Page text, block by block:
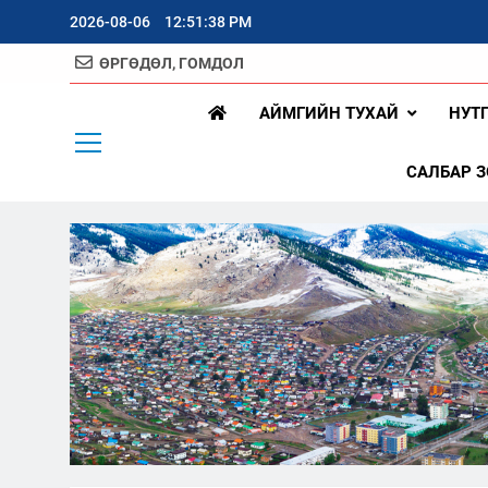
2026-08-06 12:51:39 PM
ӨРГӨДӨЛ, ГОМДОЛ
АЙМГИЙН ТУХАЙ
САЛБАР